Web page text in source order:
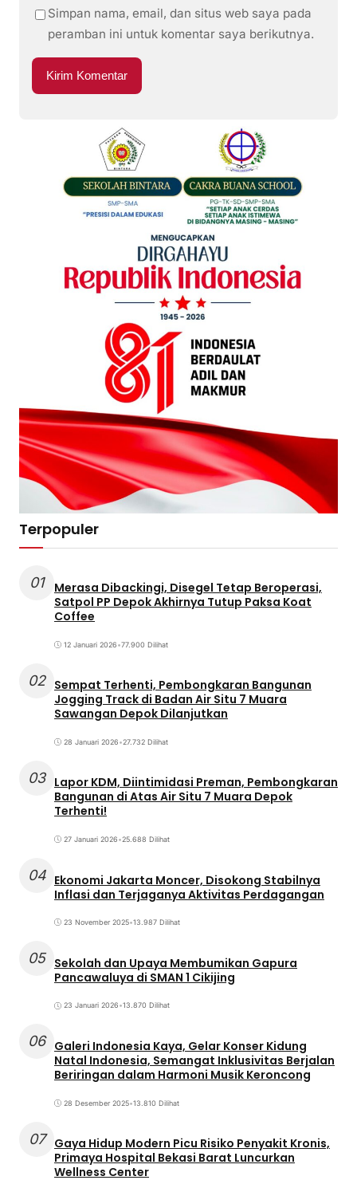
Simpan nama, email, dan situs web saya pada
peramban ini untuk komentar saya berikutnya.
Terpopuler
01
Merasa Dibackingi, Disegel Tetap Beroperasi,
Satpol PP Depok Akhirnya Tutup Paksa Koat
Coffee
12 Januari 2026•77.900 Dilihat
02 Sempat Terhenti, Pembongkaran Bangunan
Jogging Track di Badan Air Situ 7 Muara
Sawangan Depok Dilanjutkan
28 Januari 2026•27.732 Dilihat
03 Lapor KDM, Diintimidasi Preman, Pembongkaran
Bangunan di Atas Air Situ 7 Muara Depok
Terhenti!
27 Januari 2026•25.688 Dilihat
04 Ekonomi Jakarta Moncer, Disokong Stabilnya
Inflasi dan Terjaganya Aktivitas Perdagangan
23 November 2025•13.987 Dilihat
05 Sekolah dan Upaya Membumikan Gapura
Pancawaluya di SMAN 1 Cikijing
23 Januari 2026•13.870 Dilihat
06 Galeri Indonesia Kaya, Gelar Konser Kidung
Natal Indonesia, Semangat Inklusivitas Berjalan
Beriringan dalam Harmoni Musik Keroncong
28 Desember 2025•13.810 Dilihat
07
Gaya Hidup Modern Picu Risiko Penyakit Kronis,
Primaya Hospital Bekasi Barat Luncurkan
Wellness Center